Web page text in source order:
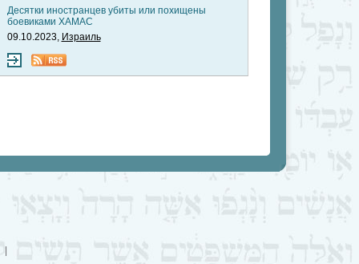
Десятки иностранцев убиты или похищены
боевиками ХАМАС
09.10.2023, Израиль